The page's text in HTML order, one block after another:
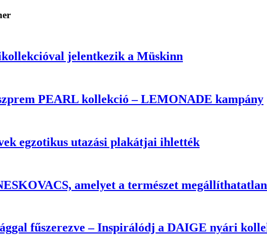
jelentkezik a Müskinn
PEARL kollekció – LEMONADE kampány
egzotikus utazási plakátjai ihlették
amelyet a természet
fűszerezve – Inspirálódj a DAIGE nyári